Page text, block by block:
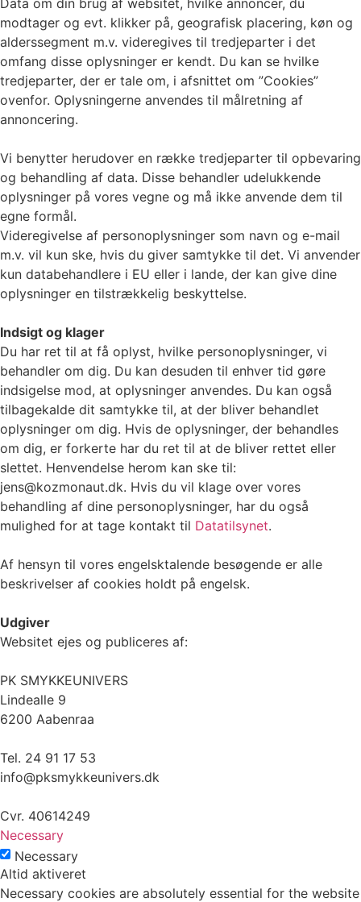
modtager og evt. klikker på, geografisk placering, køn og
alderssegment m.v. videregives til tredjeparter i det
omfang disse oplysninger er kendt. Du kan se hvilke
tredjeparter, der er tale om, i afsnittet om ”Cookies”
ovenfor. Oplysningerne anvendes til målretning af
annoncering.
Vi benytter herudover en række tredjeparter til opbevaring
og behandling af data. Disse behandler udelukkende
oplysninger på vores vegne og må ikke anvende dem til
egne formål.
Videregivelse af personoplysninger som navn og e-mail
m.v. vil kun ske, hvis du giver samtykke til det. Vi anvender
kun databehandlere i EU eller i lande, der kan give dine
oplysninger en tilstrækkelig beskyttelse.
Indsigt og klager
Du har ret til at få oplyst, hvilke personoplysninger, vi
behandler om dig. Du kan desuden til enhver tid gøre
indsigelse mod, at oplysninger anvendes. Du kan også
tilbagekalde dit samtykke til, at der bliver behandlet
oplysninger om dig. Hvis de oplysninger, der behandles
om dig, er forkerte har du ret til at de bliver rettet eller
slettet. Henvendelse herom kan ske til:
jens@kozmonaut.dk. Hvis du vil klage over vores
behandling af dine personoplysninger, har du også
mulighed for at tage kontakt til Datatilsynet.
Af hensyn til vores engelsktalende besøgende er alle
beskrivelser af cookies holdt på engelsk.
Udgiver
Websitet ejes og publiceres af:
PK SMYKKEUNIVERS
Lindealle 9
6200 Aabenraa
Tel. 24 91 17 53
info@pksmykkeunivers.dk
Cvr. 40614249
Necessary
Necessary
Altid aktiveret
Necessary cookies are absolutely essential for the website